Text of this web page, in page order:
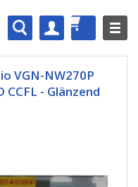
VGN-NW270P
CCFL - Glänzend